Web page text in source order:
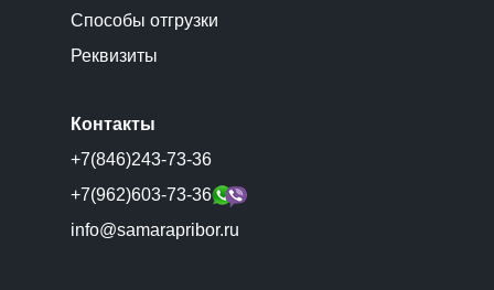
Способы отгрузки
Реквизиты
Контакты
+7(846)243-73-36
+7(962)603-73-36
info@samarapribor.ru